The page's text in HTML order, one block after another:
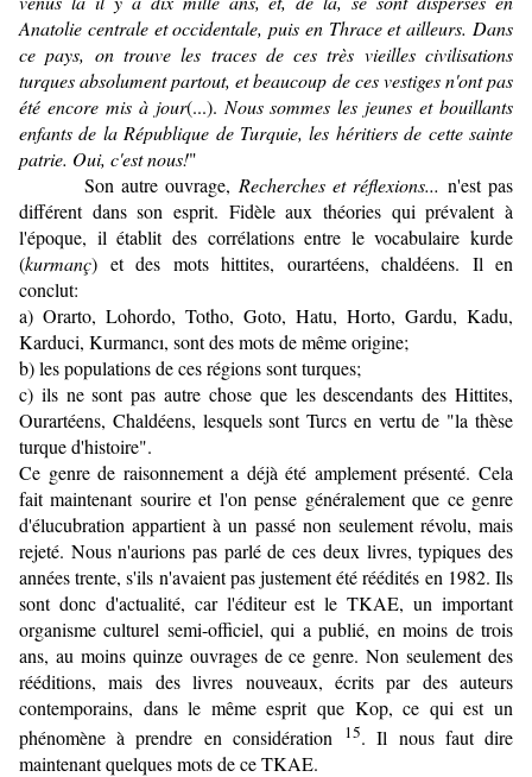
Anatolie centrale et occidentale, puis en Thrace et ailleurs. Dans
ce pays, on trouve les traces de ces très vieilles civilisations
turques absolument partout, et beaucoup de ces vestiges n'ont pas
été encore mis à jour(...). Nous sommes les jeunes et bouillants
enfants de la République de Turquie, les héritiers de cette sainte
patrie. Oui, c'est nous!"
Son autre ouvrage, Recherches et réflexions...n'est pas
différent dans son esprit. Fidèle aux théories qui prévalent à
l'époque, il établit des corrélations entre le vocabulaire kurde
(kurmanç) et des mots hittites, ourartéens, chaldéens. Il en
conclut:
a) Orarto, Lohordo, Totho, Goto, Hatu, Horto, Gardu, Kadu,
Karduci, Kurmancı, sont des mots de même origine;
b) les populations de ces régions sont turques;
c) ils ne sont pas autre chose que les descendants des Hittites,
Ourartéens, Chaldéens, lesquels sont Turcs en vertu de "la thèse
turque d'histoire".
Ce genre de raisonnement a déjà été amplement présenté. Cela
fait maintenant sourire et l'on pense généralement que ce genre
d'élucubration appartient à un passé non seulement révolu, mais
rejeté. Nous n'aurions pas parlé de ces deux livres, typiques des
années trente, s'ils n'avaient pas justement été réédités en 1982. Ils
sont donc d'actualité, car l'éditeur est le TKAE, un important
organisme culturel semi-officiel, qui a publié, en moins de trois
ans, au moins quinze ouvrages de ce genre. Non seulement des
rééditions, mais des livres nouveaux, écrits par des auteurs
contempo­rains, dans le même esprit que Kop, ce qui est un
phénomène à prendre en considération
15. Il nous faut dire
maintenant quelques mots de ce TKAE.